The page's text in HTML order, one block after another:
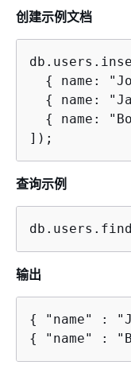
创建示例文档
{
name:
{
name:
{
name:
]);
查询示例
输出
{
{
"name" :